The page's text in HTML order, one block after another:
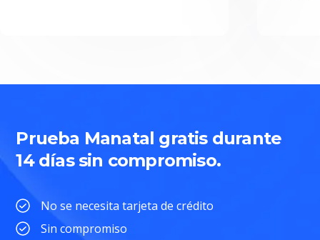
Prueba Manatal gratis durante
14 días sin compromiso.
No se necesita tarjeta de crédito
Sin compromiso